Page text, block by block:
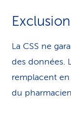
La CSS ne
des données.
remplacent
du